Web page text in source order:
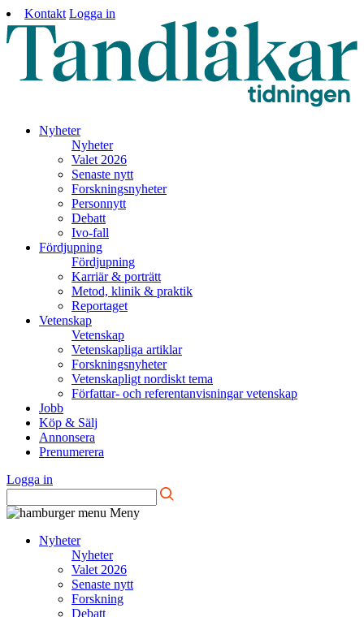
Kontakt Logga in
Nyheter
Nyheter
Valet 2026
Senaste nytt
Forskningsnyheter
Personnytt
Debatt
Ivo-fall
Fördjupning
Fördjupning
Karriär & porträtt
Metod, klinik & praktik
Reportaget
Vetenskap
Vetenskap
Vetenskapliga artiklar
Forskningsnyheter
Vetenskapligt nordiskt tema
Författar- och referentanvisningar vetenskap
Jobb
Köp & Sälj
Annonsera
Prenumerera
Logga in
Meny
Nyheter
Nyheter
Valet 2026
Senaste nytt
Forskning
Debatt